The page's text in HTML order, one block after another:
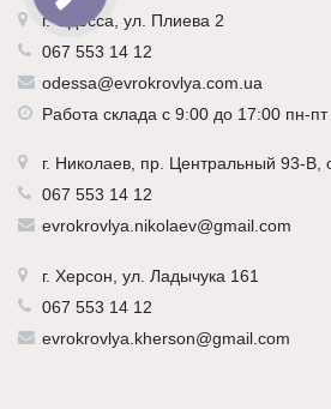
г. Одесса, ул. Плиева 2
067 553 14 12
odessa@evrokrovlya.com.ua
Работа склада с 9:00 до 17:00 пн-пт
г. Николаев, пр. Центральный 93-В,
067 553 14 12
evrokrovlya.nikolaev@gmail.com
г. Херсон, ул. Ладычука 161
067 553 14 12
evrokrovlya.kherson@gmail.com